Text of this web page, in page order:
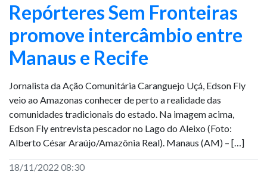
Repórteres Sem Fronteiras
promove intercâmbio entre
Manaus e Recife
Jornalista da Ação Comunitária Caranguejo Uçá, Edson Fly
veio ao Amazonas conhecer de perto a realidade das
comunidades tradicionais do estado. Na imagem acima,
Edson Fly entrevista pescador no Lago do Aleixo (Foto:
Alberto César Araújo/Amazônia Real). Manaus (AM) – […]
18/11/2022 08:30